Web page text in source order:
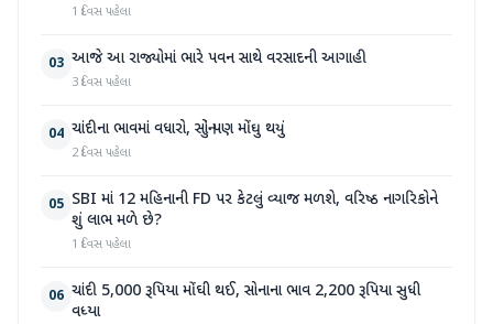
1 દિવસ પહેલા
03 આજે આ રાજ્યોમાં ભારે પવન સાથે વરસાદની આગાહી
3 દિવસ પહેલા
04 ચાંદીના ભાવમાં વધારો, સોનું પણ મોંઘુ થયું
2 દિવસ પહેલા
05 SBI માં 12 મહિનાની FD પર કેટલું વ્યાજ મળશે, વરિષ્ઠ નાગરિકોને
શું લાભ મળે છે?
1 દિવસ પહેલા
06 ચાંદી 5,000 રૂપિયા મોંઘી થઈ, સોનાના ભાવ 2,200 રૂપિયા સુધી
વધ્યા